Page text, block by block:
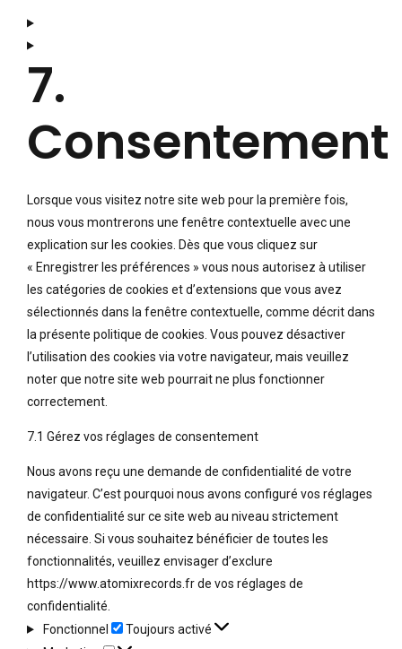
7.
Consentement
Lorsque vous visitez notre site web pour la première fois,
nous vous montrerons une fenêtre contextuelle avec une
explication sur les cookies. Dès que vous cliquez sur
« Enregistrer les préférences » vous nous autorisez à utiliser
les catégories de cookies et d’extensions que vous avez
sélectionnés dans la fenêtre contextuelle, comme décrit dans
la présente politique de cookies. Vous pouvez désactiver
l’utilisation des cookies via votre navigateur, mais veuillez
noter que notre site web pourrait ne plus fonctionner
correctement.
7.1 Gérez vos réglages de consentement
Nous avons reçu une demande de confidentialité de votre
navigateur. C’est pourquoi nous avons configuré vos réglages
de confidentialité sur ce site web au niveau strictement
nécessaire. Si vous souhaitez bénéficier de toutes les
fonctionnalités, veuillez envisager d’exclure
https://www.atomixrecords.fr de vos réglages de
confidentialité.
Fonctionnel
Fonctionnel
Toujours activé